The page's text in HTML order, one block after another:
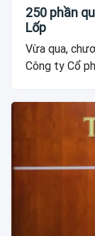
250 phần
Lốp
Vừa qua,
Công ty Cổ